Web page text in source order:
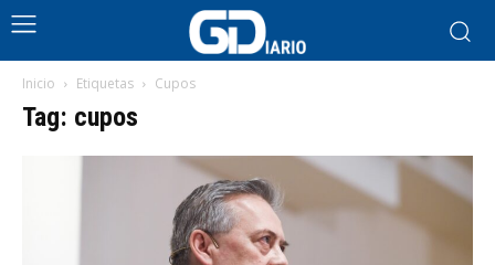
Inicio Etiquetas Cupos
Tag: cupos